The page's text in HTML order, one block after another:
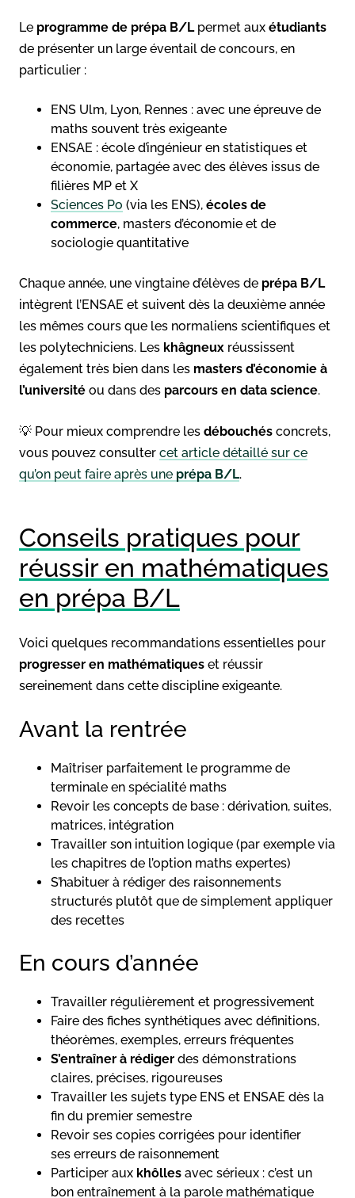
Le programme de prépa B/Lpermet aux étudiants
de présenter un large éventail de concours, en
particulier :
ENS Ulm, Lyon, Rennes : avec une épreuve de
maths souvent très exigeante
ENSAE : école d’ingénieur en statistiques et
économie, partagée avec des élèves issus de
filières MP et X
Sciences Po (via les ENS), écoles de
commerce, masters d’économie et de
sociologie quantitative
Chaque année, une vingtaine d’élèves de prépa B/L
intègrent l’ENSAE et suivent dès la deuxième année
les mêmes cours que les normaliens scientifiques et
les polytechniciens. Les khâgneux réussissent
également très bien dans les masters d’économie à
l’université ou dans des parcours en data science.
💡 Pour mieux comprendre les débouchés concrets,
vous pouvez consulter cet article détaillé sur ce
qu’on peut faire après une prépa B/L.
Conseils pratiques pour
réussir en mathématiques
en prépa B/L
Voici quelques recommandations essentielles pour
progresser en mathématiques et réussir
sereinement dans cette discipline exigeante.
Avant la rentrée
Maîtriser parfaitement le programme de
terminale en spécialité maths
Revoir les concepts de base : dérivation, suites,
matrices, intégration
Travailler son intuition logique (par exemple via
les chapitres de l’option maths expertes)
S’habituer à rédiger des raisonnements
structurés plutôt que de simplement appliquer
des recettes
En cours d’année
Travailler régulièrement et progressivement
Faire des fiches synthétiques avec définitions,
théorèmes, exemples, erreurs fréquentes
S’entraîner à rédiger des démonstrations
claires, précises, rigoureuses
Travailler les sujets type ENS et ENSAE dès la
fin du premier semestre
Revoir ses copies corrigées pour identifier
ses erreurs de raisonnement
Participer aux khôlles avec sérieux : c’est un
bon entraînement à la parole mathématique